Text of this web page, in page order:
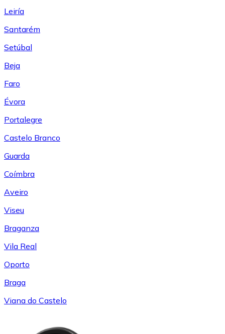
Leiría
Santarém
Setúbal
Beja
Faro
Évora
Portalegre
Castelo Branco
Guarda
Coímbra
Aveiro
Viseu
Braganza
Vila Real
Oporto
Braga
Viana do Castelo